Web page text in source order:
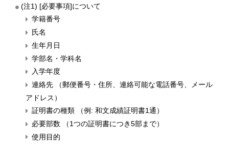
(注1) [必要事項]について
学籍番号
氏名
生年月日
学部名・学科名
入学年度
連絡先 （郵便番号・住所、連絡可能な電話番号、メール
アドレス）
証明書の種類 （例: 和文成績証明書1通）
必要部数 （1つの証明書につき5部まで）
使用目的